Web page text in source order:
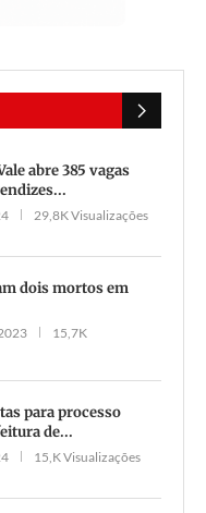
abre 385 vagas
29,8K Visualizações
dois mortos em
15,7K
para processo
de...
15,K Visualizações